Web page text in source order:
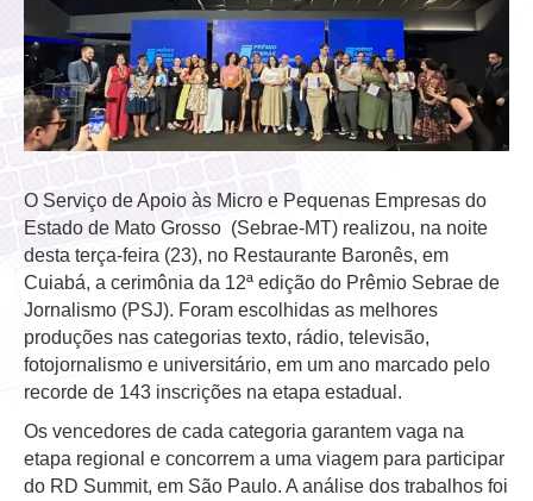
O Serviço de Apoio às Micro e Pequenas Empresas do
Estado de Mato Grosso (Sebrae-MT) realizou, na noite
desta terça-feira (23), no Restaurante Baronês, em
Cuiabá, a cerimônia da 12ª edição do Prêmio Sebrae de
Jornalismo (PSJ). Foram escolhidas as melhores
produções nas categorias texto, rádio, televisão,
fotojornalismo e universitário, em um ano marcado pelo
recorde de 143 inscrições na etapa estadual.
Os vencedores de cada categoria garantem vaga na
etapa regional e concorrem a uma viagem para participar
do RD Summit, em São Paulo. A análise dos trabalhos foi